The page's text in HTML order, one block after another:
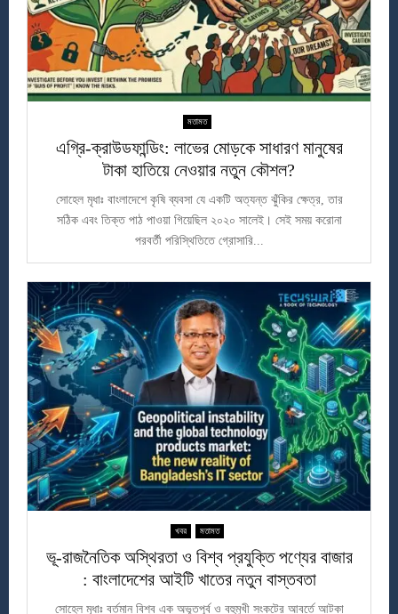
মতামত
এগ্রি-ক্রাউডফান্ডিং: লাভের মোড়কে সাধারণ মানুষের
টাকা হাতিয়ে নেওয়ার নতুন কৌশল?
সোহেল মৃধাঃ বাংলাদেশে কৃষি ব্যবসা যে একটি অত্যন্ত ঝুঁকির ক্ষেত্র, তার
সঠিক এবং তিক্ত পাঠ পাওয়া গিয়েছিল ২০২০ সালেই। সেই সময় করোনা
পরবর্তী পরিস্থিতিতে গ্রোসারি...
খবর মতামত
ভূ-রাজনৈতিক অস্থিরতা ও বিশ্ব প্রযুক্তি পণ্যের বাজার
: বাংলাদেশের আইটি খাতের নতুন বাস্তবতা
সোহেল মৃধাঃ বর্তমান বিশ্ব এক অভূতপূর্ব ও বহুমুখী সংকটের আবর্তে আটকা